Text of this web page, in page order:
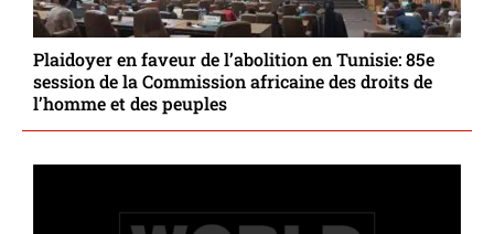
Plaidoyer en faveur de l’abolition en Tunisie: 85e
session de la Commission africaine des droits de
l’homme et des peuples